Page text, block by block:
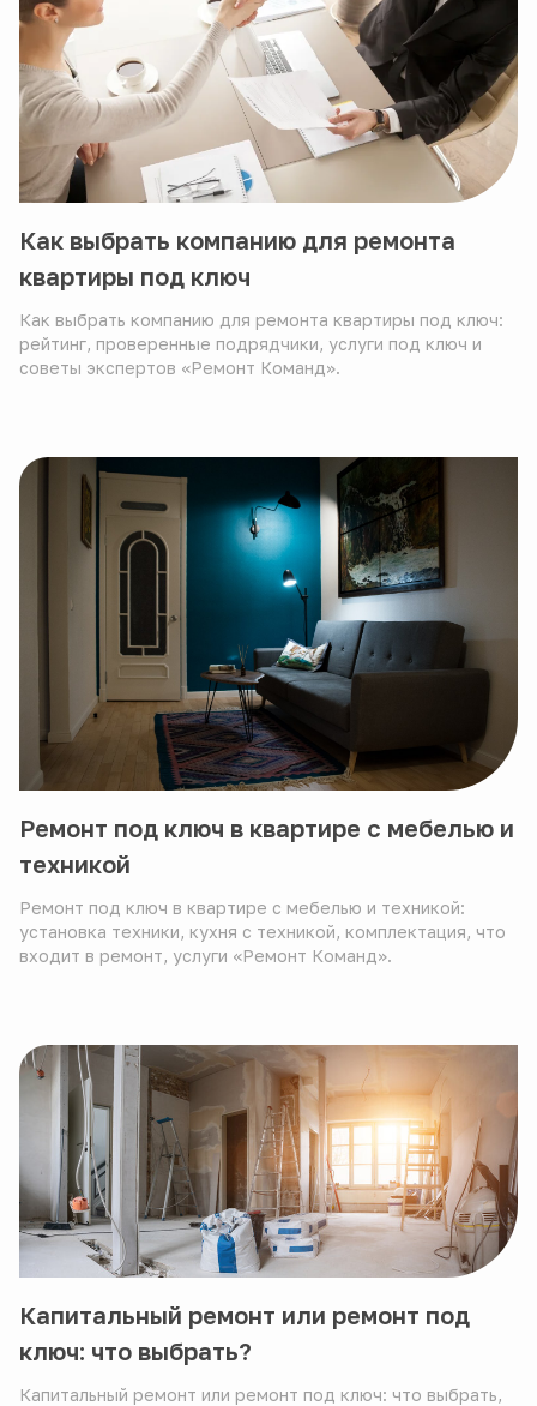
Как выбрать компанию для ремонта
квартиры под ключ
Как выбрать компанию для ремонта квартиры под ключ:
рейтинг, проверенные подрядчики, услуги под ключ и
советы экспертов «Ремонт Команд».
Ремонт под ключ в квартире с мебелью и
техникой
Ремонт под ключ в квартире с мебелью и техникой:
установка техники, кухня с техникой, комплектация, что
входит в ремонт, услуги «Ремонт Команд».
Капитальный ремонт или ремонт под
ключ: что выбрать?
Капитальный ремонт или ремонт под ключ: что выбрать,